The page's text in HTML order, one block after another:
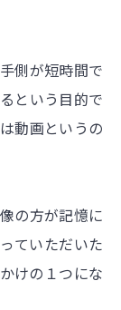
側が短時間で
という目的で
動画というの
の方が記憶に
ていただいた
けの１つにな